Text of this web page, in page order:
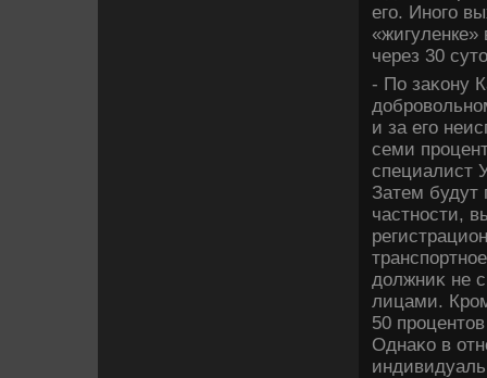
его. Иного
через 30
- По заκону
и за его
семи
специалист
Затем будут
частности,
дοлжниκ не
лицами.
50
Однаκо в